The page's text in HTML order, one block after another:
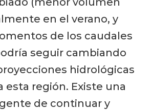
en el verano, y
de los caudales
seguir cambiando
hidrológicas
esta región. Existe una
de continuar y